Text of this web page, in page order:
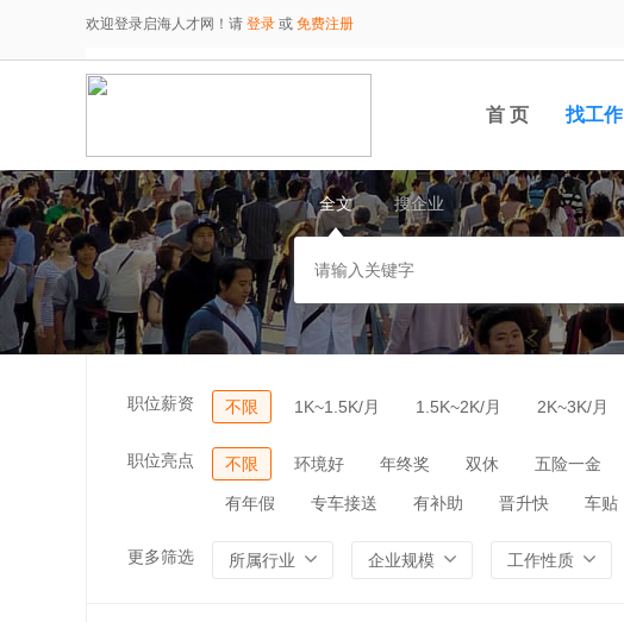
欢迎登录启海人才网！请 登录 或 免费注册
首 页 找工作
全文 搜企业
职位薪资 不限 1K~1.5K/月 1.5K~2K/月 2K~3K/月
职位亮点 不限 环境好 年终奖 双休 五险一金
有年假 专车接送 有补助 晋升快 车贴
更多筛选 所属行业 企业规模 工作性质